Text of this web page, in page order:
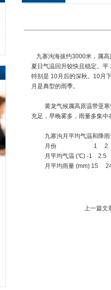
九寨沟海拔约3000米，属
夏日气温回升较快且稳定。
特别是 10月后的深秋。10月
月是典型的雨季。
黄龙气候属高原温带亚寒带
充足，早晚雾多，雨量多集
九寨沟月平均气温和降
月份 1 2
月平均气温 (℃) -1
月平均雨量 (mm)
上一篇文